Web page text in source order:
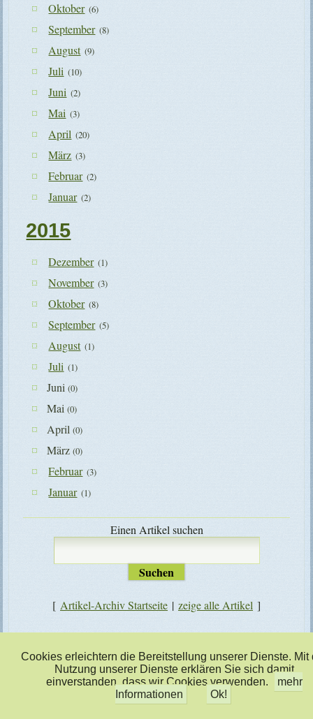
Oktober (6)
September (8)
August (9)
Juli (10)
Juni (2)
Mai (3)
April (20)
März (3)
Februar (2)
Januar (2)
2015
Dezember (1)
November (3)
Oktober (8)
September (5)
August (1)
Juli (1)
Juni(0)
Mai(0)
April(0)
März(0)
Februar (3)
Januar (1)
Einen Artikel suchen
[ Artikel-Archiv Startseite | zeige alle Artikel ]
Cookies erleichtern die Bereitstellung unserer Dienste. Mit
Nutzung unserer Dienste erklären Sie sich damit
einverstanden, dass wir Cookies verwenden.
mehr
Informationen
Ok!